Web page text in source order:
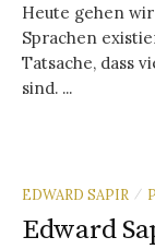
Heute gehen
Sprachen
Tatsache, dass
sind. ...
EDWARD SAPIR /
Edward